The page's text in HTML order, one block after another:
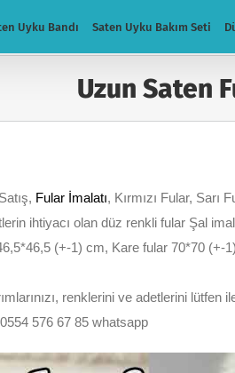
Uyku Bandı Saten Uyku Bakım Seti
Uzun Saten
Fular İmalatı, Kırmızı Fular,
ihtiyacı olan düz renkli fular Şal
(+-1) cm, Kare fular 70*70
renklerini ve adetlerini
576 67 85 whatsapp